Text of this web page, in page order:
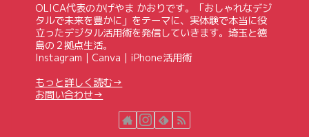
OLICA代表のかげやま かおりです。「おしゃれなデジ
タルで未来を豊かに」をテーマに、実体験で本当に役
立ったデジタル活用術を発信していきます。埼玉と徳
島の２拠点生活。
Instagram｜Canva｜iPhone活用術
もっと詳しく読む→
お問い合わせ→